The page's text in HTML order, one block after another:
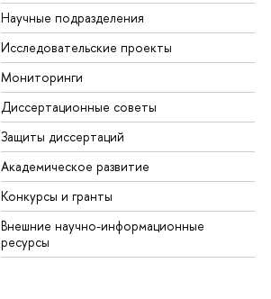
Научные подразделения
Исследовательские проекты
Мониторинги
Диссертационные советы
Защиты диссертаций
Академическое развитие
Конкурсы и гранты
Внешние научно-информационные
ресурсы